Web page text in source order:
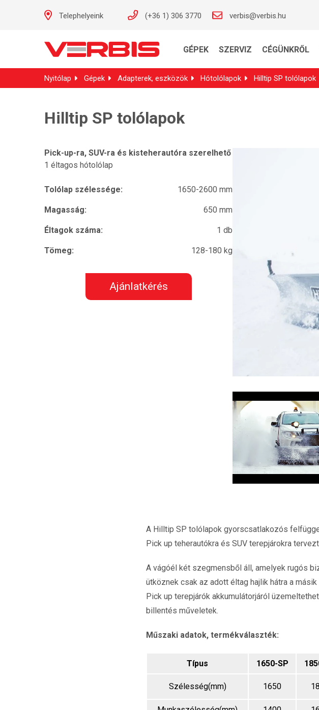
Telephelyeink (+36 1) 306 3770 verbis@verbis.hu
GÉPEK SZERVIZ CÉGÜNKRŐL
Nyitólap Gépek Adapterek, eszközök Hótolólapok Hilltip SP tolólapok
Hilltip SP tolólapok
Pick-up-ra, SUV-ra és kisteherautóra szerelhető
1 éltagos hótolólap
Tolólap szélessége: 1650-2600 mm
Magasság: 650 mm
Éltagok száma: 1 db
Tömeg: 128-180 kg
Ajánlatkérés
A Hilltip SP tolólapok gyorscsatlakozós
Pick up teherautókra és SUV terepjárokra
A vágóél két szegmensből áll, amelyek rugós
ütköznek csak az adott éltag hajlik hátra a másik
Pick up terepjárók akkumulátorjáról
billentés műveletek.
Műszaki adatok, termékválaszték:
Típus 1650-SP
Szélesség(mm) 1650